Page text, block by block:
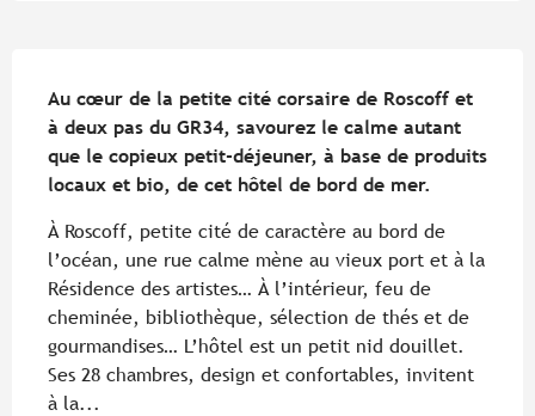
Au cœur de la petite cité corsaire de Roscoff et
à deux pas du GR34, savourez le calme autant
que le copieux petit-déjeuner, à base de produits
locaux et bio, de cet hôtel de bord de mer.
À Roscoff, petite cité de caractère au bord de
l’océan, une rue calme mène au vieux port et à la
Résidence des artistes… À l’intérieur, feu de
cheminée, bibliothèque, sélection de thés et de
gourmandises… L’hôtel est un petit nid douillet.
Ses 28 chambres, design et confortables, invitent
à la...